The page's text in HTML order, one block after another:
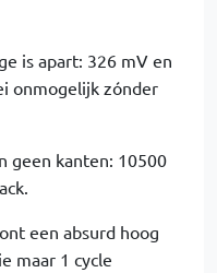
is apart: 326 mV en
onmogelijk zónder
geen kanten: 10500
een absurd hoog
maar 1 cycle